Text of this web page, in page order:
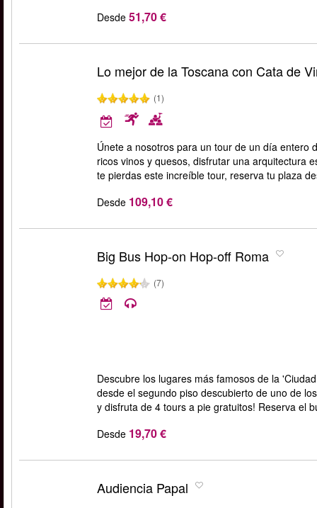
Desde 51,70 €
Lo mejor de la Toscana con Cata de
(1)
Únete a nosotros para un tour de un día entero
ricos vinos y quesos, disfrutar una arquitectura
te pierdas este increíble tour, reserva tu plaza
Desde 109,10 €
Big Bus Hop-on Hop-off Roma
(7)
Descubre los lugares más famosos de la
desde el segundo piso descubierto de uno de
y disfruta de 4 tours a pie gratuitos! Reserva el
Desde 19,70 €
Audiencia Papal